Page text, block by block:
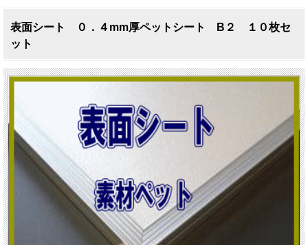
表面シート ０．４mm厚ペットシート B２ １０枚セ
ット